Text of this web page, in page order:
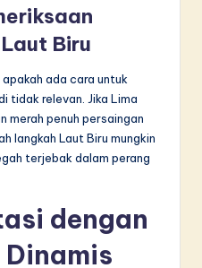
Biru
ada cara untuk
tidak relevan. Jika Lima
merah penuh persaingan
langkah Laut Biru mungkin
terjebak dalam perang
dengan